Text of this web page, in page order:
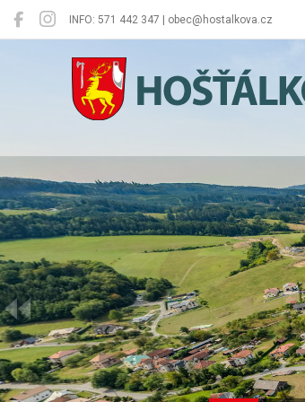
INFO: 571 442 347 | obec@hostalkova.cz
Hošťálková